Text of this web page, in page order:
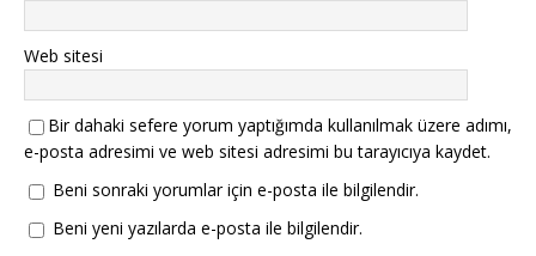
Web sitesi
Bir dahaki sefere yorum yaptığımda kullanılmak üzere adımı,
e-posta adresimi ve web sitesi adresimi bu tarayıcıya kaydet.
Beni sonraki yorumlar için e-posta ile bilgilendir.
Beni yeni yazılarda e-posta ile bilgilendir.